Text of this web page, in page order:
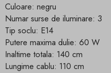
Culoare: negru
Numar surse de iluminare: 3
Tip soclu: E14
Putere maxima dulie: 60 W
Inaltime totala: 140 cm
Lungime cablu: 110 cm